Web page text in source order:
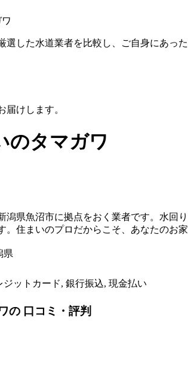
選した水道業者を比較し、ご自身にあっ
届けします。
のタマガワ
潟県魚沼市に拠点をおく業者です。水回
。住まいのプロだからこそ、あなたのお
県
ジットカード, 銀行振込, 現金払い
の 口コミ・評判